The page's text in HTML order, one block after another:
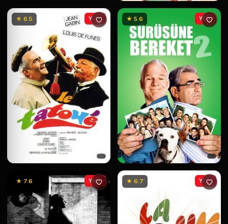
★ 6.5 YENİ ★ 5.6 YENİ
★ 7.6 YENİ ★ 6.7 YENİ